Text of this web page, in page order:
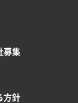
募集
方針